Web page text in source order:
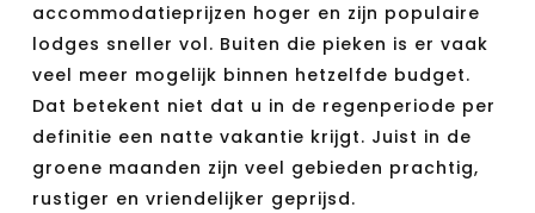
accommodatieprijzen hoger en zijn populaire
lodges sneller vol. Buiten die pieken is er vaak
veel meer mogelijk binnen hetzelfde budget.
Dat betekent niet dat u in de regenperiode per
definitie een natte vakantie krijgt. Juist in de
groene maanden zijn veel gebieden prachtig,
rustiger en vriendelijker geprijsd.